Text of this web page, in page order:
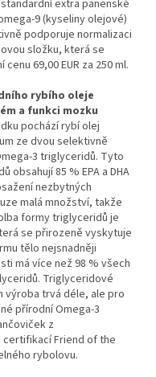
extra panenské
9 (kyseliny olejové)
podporuje normalizaci
složku, která se
69,00 EUR za 250 ml.
rybího oleje
a funkci mozku
pochází rybí olej
ze dvou selektivně
3 triglyceridů. Tyto
85 % EPA a DHA
nezbytných
malá množství, takže
formy triglyceridů je
se přirozeně vyskytuje
tělo nejsnadněji
má více než 98 % všech
Triglyceridové
výroba trvá déle, ale pro
přírodní Omega-3
z
certifikací Friend of the
rybolovu.